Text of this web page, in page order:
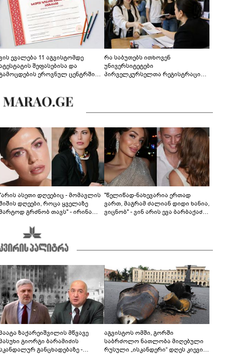
ევალება 11 აგვისტომდე
შეფასებისა და
ეროვნულ ცენტრში
რა საბუთებს ითხოვენ
უნივერსიტეტები
პირველკურსელთა რეგისტრაციის
ასეთი დღეებიც - მომავლის
დღეები, როცა ყველაზე
გრძნობ თავს" - ირინა
"წელიწად-ნახევარია ერთად
ვართ, მაგრამ ძალიან დიდი ხანია,
ვიცნობ" - ვინ არის ევა ბარბაქაძის
ზაქარეიშვილის მწვავე
გიორგი ბარამიძის
განცხადებაზე -
აგვისტოს ომში, გორში
საბრძოლო ნათლობა მიღებული
რუსული „ისკანდერი“ დღეს კიევის